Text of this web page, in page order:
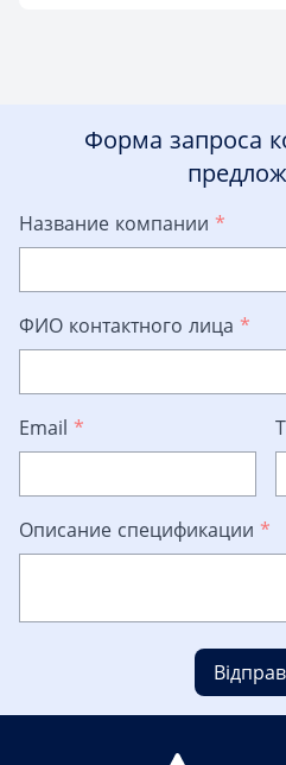
Форма запроса
Название компании *
ФИО контактного лица *
Email *
Описание спецификации *